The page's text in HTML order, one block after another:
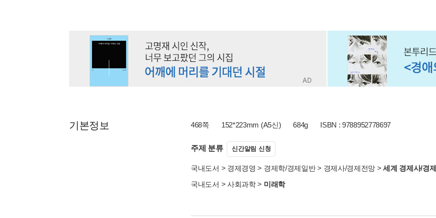
기본정보 468쪽 152*223mm (A5신) 684g ISBN : 9788952778697
주제 분류 신간알림 신청
국내도서 > 경제경영 > 경제학/경제일반> 경제사/경제전망 >세계 경제사/경
국내도서 > 사회과학> 미래학